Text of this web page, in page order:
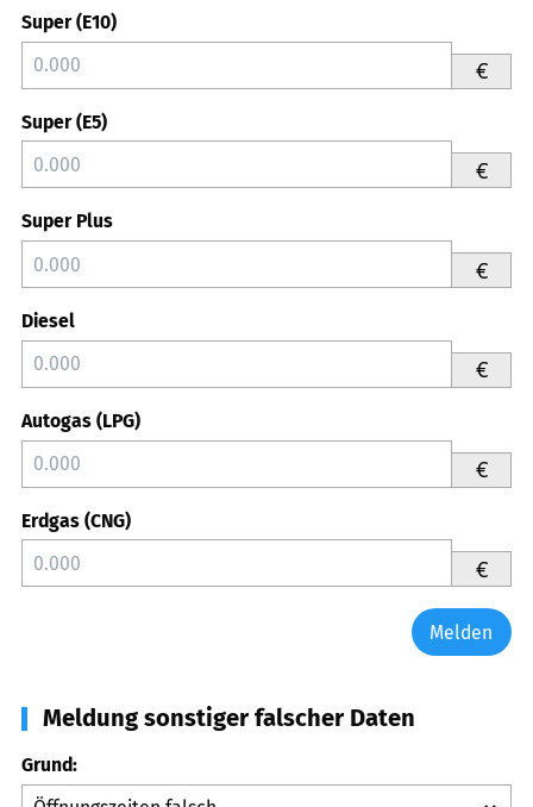
Super (E10)
€
Super (E5)
€
Super Plus
€
Diesel
€
Autogas (LPG)
€
Erdgas (CNG)
€
Melden
Meldung sonstiger falscher Daten
Grund: